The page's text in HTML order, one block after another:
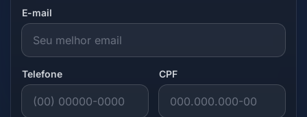
E-mail
Telefone CPF